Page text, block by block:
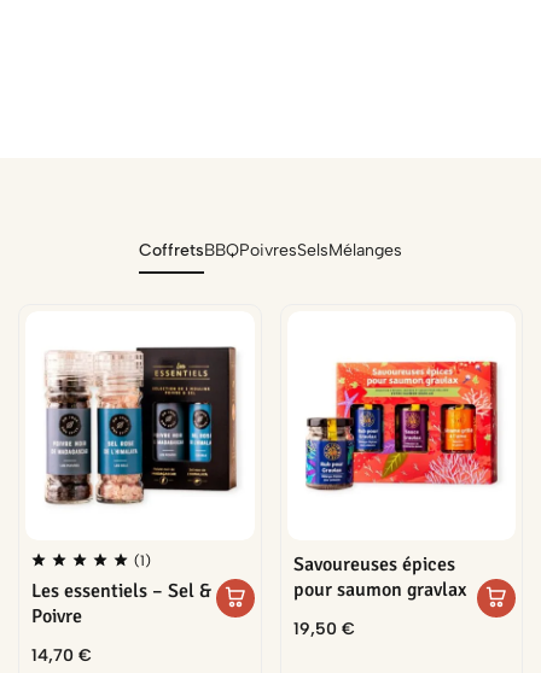
CoffretsBBQPoivresSelsMélanges
(1)
Les essentiels – Sel &
Poivre
14,70 €
Savoureuses épices
pour saumon gravlax
19,50 €